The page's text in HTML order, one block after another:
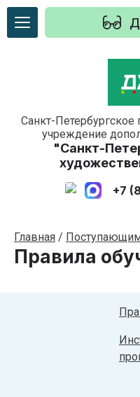
Санкт-
учреждение
"Санкт-
+7
Главная /
Правила